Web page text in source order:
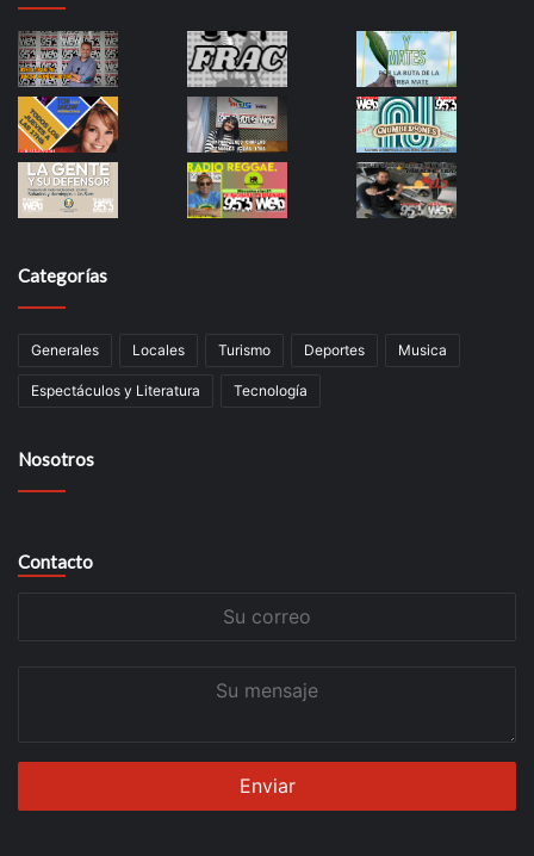
Categorías
Generales Locales Turismo Deportes Musica
Espectáculos y Literatura Tecnología
Nosotros
Contacto